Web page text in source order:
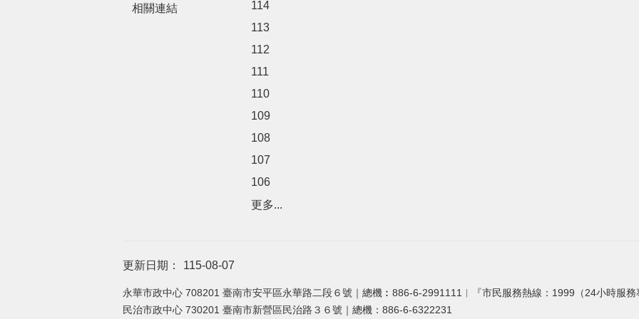
相關連結
114
113
112
111
110
109
108
107
106
更多...
更新日期： 115-08-07
永華市政中心 708201 臺南市安平區永華路二段６號｜總機︰886-6-2991111︱『市民服務熱線：1999（24小時服務
民治市政中心 730201 臺南市新營區民治路３６號｜總機：886-6-6322231